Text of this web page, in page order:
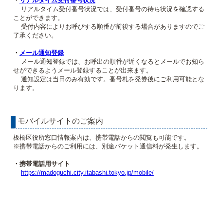
リアルタイム受付番号状況では、受付番号の待ち状況を確認する
ことができます。
受付内容によりお呼びする順番が前後する場合がありますのでご
了承ください。
・ メール通知登録
メール通知登録では、お呼出の順番が近くなるとメールでお知ら
せができるようメール登録することが出来ます。
通知設定は当日のみ有効です。番号札を発券後にご利用可能とな
ります。
モバイルサイトのご案内
板橋区役所窓口情報案内は、携帯電話からの閲覧も可能です。
※携帯電話からのご利用には、別途パケット通信料が発生します。
・携帯電話用サイト
https://madoguchi.city.itabashi.tokyo.jp/mobile/